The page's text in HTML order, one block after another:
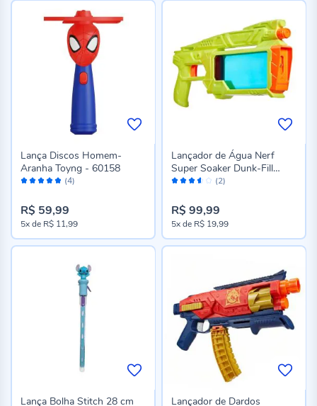
Avaliação: (4)
Lança Discos Homem-
Aranha Toyng - 60158
R$ 59,99
5xde R$ 11,99
Avaliação: (2)
Lançador de Água Nerf
Super Soaker Dunk-Fill
Hasbro - G2146
R$ 99,99
5xde R$ 19,99
Lança Bolha Stitch 28 cm
Lançador de Dardos